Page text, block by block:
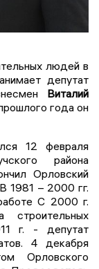
людей в
депутат
Виталий
года он
12 февраля
района
Орловский
1981 – 2000 гг.
С 2000 г.
г. - депутат
4 декабря
Орловского